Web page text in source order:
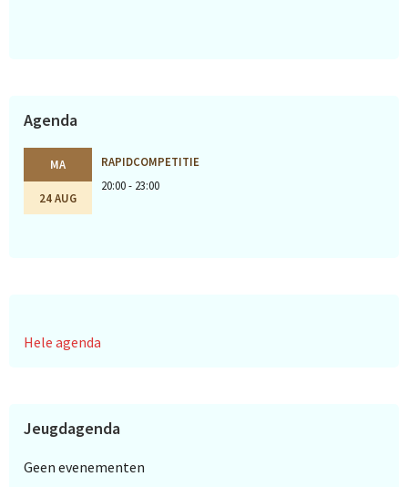
Agenda
MA
24 AUG
RAPIDCOMPETITIE
20:00 - 23:00
Hele agenda
Jeugdagenda
Geen evenementen